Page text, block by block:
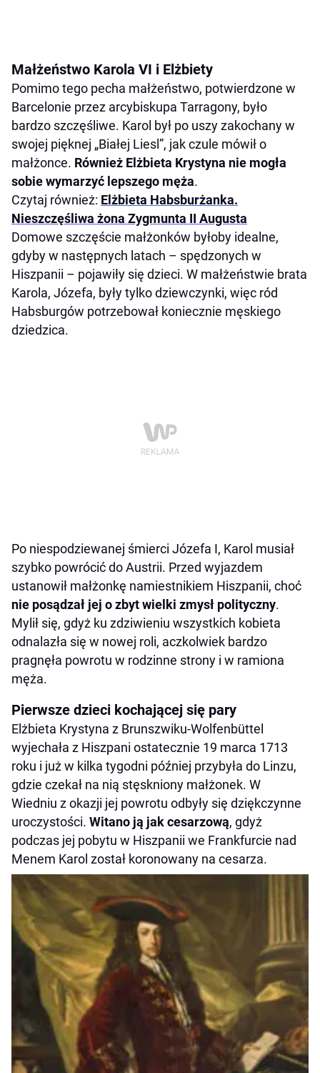
Małżeństwo Karola VI i Elżbiety
Pomimo tego pecha małżeństwo, potwierdzone w
Barcelonie przez arcybiskupa Tarragony, było
bardzo szczęśliwe. Karol był po uszy zakochany w
swojej pięknej „Białej Liesl”, jak czule mówił o
małżonce. Również Elżbieta Krystyna nie mogła
sobie wymarzyć lepszego męża.
Czytaj również: Elżbieta Habsburżanka.
Nieszczęśliwa żona Zygmunta II Augusta
Domowe szczęście małżonków byłoby idealne,
gdyby w następnych latach – spędzonych w
Hiszpanii – pojawiły się dzieci. W małżeństwie brata
Karola, Józefa, były tylko dziewczynki, więc ród
Habsburgów potrzebował koniecznie męskiego
dziedzica.
Po niespodziewanej śmierci Józefa I, Karol musiał
szybko powrócić do Austrii. Przed wyjazdem
ustanowił małżonkę namiestnikiem Hiszpanii, choć
nie posądzał jej o zbyt wielki zmysł polityczny.
Mylił się, gdyż ku zdziwieniu wszystkich kobieta
odnalazła się w nowej roli, aczkolwiek bardzo
pragnęła powrotu w rodzinne strony i w ramiona
męża.
Pierwsze dzieci kochającej się pary
Elżbieta Krystyna z Brunszwiku-Wolfenbüttel
wyjechała z Hiszpani ostatecznie 19 marca 1713
roku i już w kilka tygodni później przybyła do Linzu,
gdzie czekał na nią stęskniony małżonek. W
Wiedniu z okazji jej powrotu odbyły się dziękczynne
uroczystości. Witano ją jak cesarzową, gdyż
podczas jej pobytu w Hiszpanii we Frankfurcie nad
Menem Karol został koronowany na cesarza.